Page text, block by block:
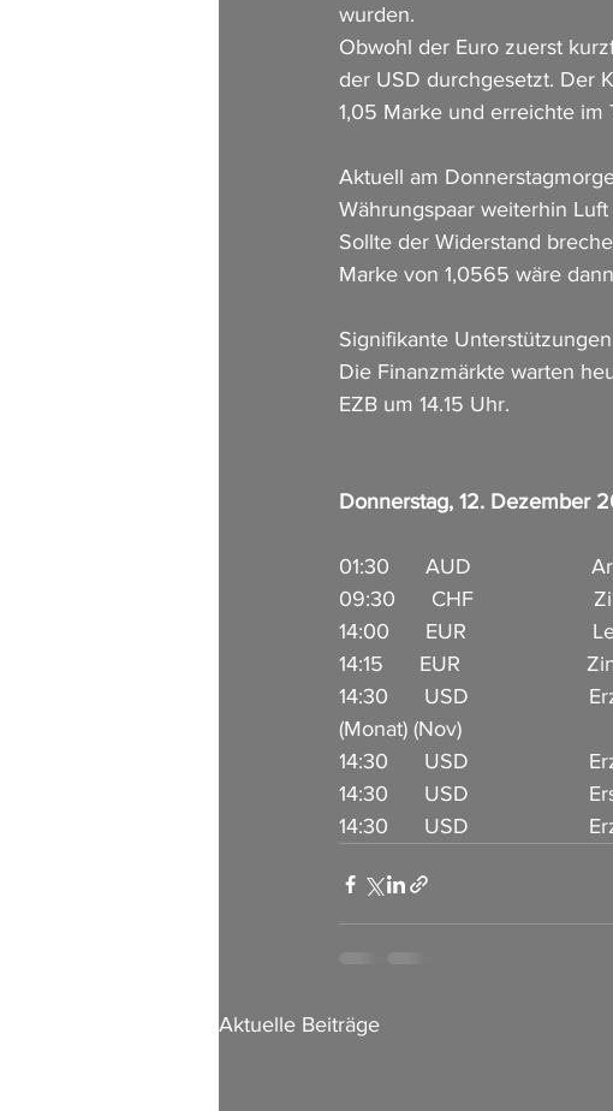
wurden.
Obwohl der Euro zuerst
der USD durchgesetzt. Der
1,05 Marke und erreichte im
Aktuell am
Währungspaar weiterhin
Sollte der Widerstand
Marke von 1,0565 wäre
Signifikante
Die Finanzmärkte warten
EZB um 14.15 Uhr.
Donnerstag, 12. Dezember
01:30      AUD
09:30      CHF
14:00      EUR
14:15      EUR
14:30      USD
(Monat) (Nov)
14:30      USD
14:30      USD
14:30      USD
Aktuelle Beiträge